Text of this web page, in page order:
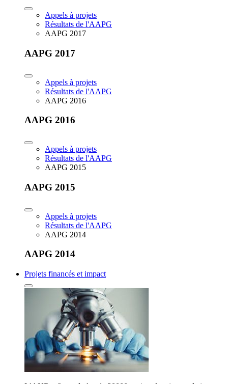
Appels à projets
Résultats de l'AAPG
AAPG 2017
AAPG 2017
Appels à projets
Résultats de l'AAPG
AAPG 2016
AAPG 2016
Appels à projets
Résultats de l'AAPG
AAPG 2015
AAPG 2015
Appels à projets
Résultats de l'AAPG
AAPG 2014
AAPG 2014
Projets financés et impact